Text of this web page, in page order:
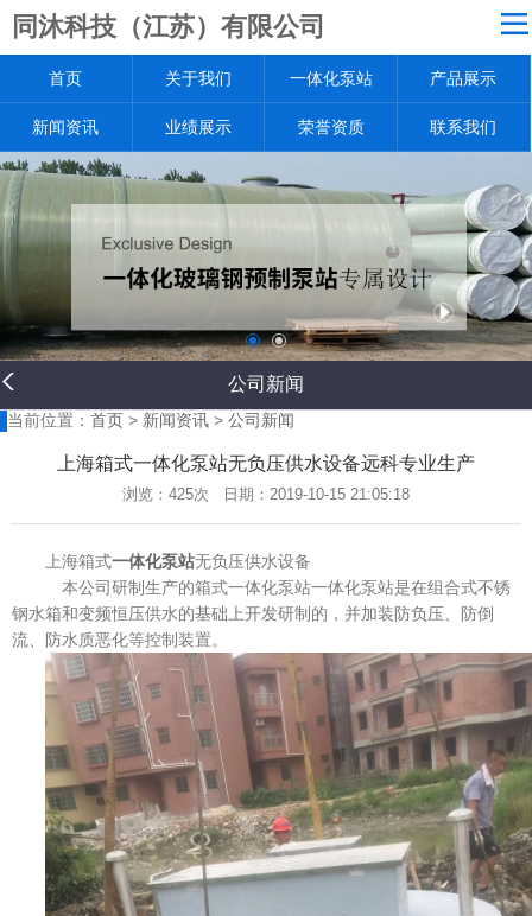
同沐科技（江苏）有限公司
网站导航
关于我们
一体化泵站
产品展示
新闻资讯
业绩展示
荣誉资质
联系我们
首页 关于我们 一体化泵站 产品展示
新闻资讯 业绩展示 荣誉资质 联系我们
公司新闻
当前位置： 首页 > 新闻资讯 > 公司新闻
上海箱式一体化泵站无负压供水设备远科专业生产
浏览： 425次 日期：2019-10-15 21:05:18
上海箱式一体化泵站无负压供水设备
本公司研制生产的箱式一体化泵站一体化泵站是在组合式不锈
钢水箱和变频恒压供水的基础上开发研制的，并加装防负压、防倒
流、防水质恶化等控制装置。